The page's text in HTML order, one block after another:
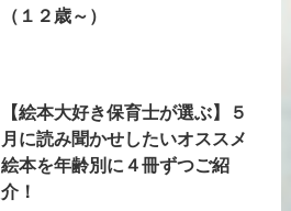
（１２歳～）
【絵本大好き保育士が選ぶ】５
月に読み聞かせしたいオススメ
絵本を年齢別に４冊ずつご紹
介！